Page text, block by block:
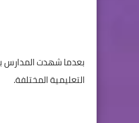
بعدما شهدت المدارس
التعليمية المختلفة.